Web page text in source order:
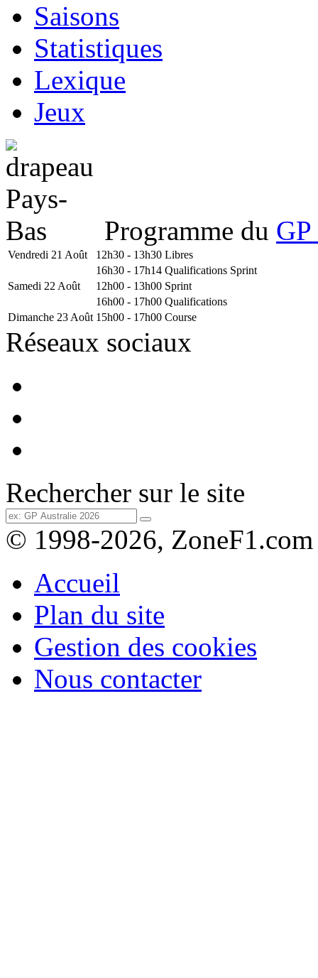
Saisons
Statistiques
Lexique
Jeux
Programme du
Vendredi 21 Août 12h30 - 13h30 Libres
16h30 - 17h14 Qualifications Sprint
Samedi 22 Août
12h00 - 13h00 Sprint
16h00 - 17h00 Qualifications
Dimanche 23 Août 15h00 - 17h00 Course
Réseaux sociaux
Rechercher sur le site
© 1998-2026, ZoneF1.com
Accueil
Plan du site
Gestion des cookies
Nous contacter